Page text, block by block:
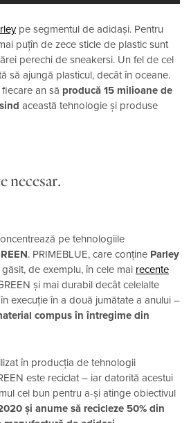
pe segmentul de adidași. Pentru
puțîn de zece sticle de plastic sunt
perechi de sneakersi. Un fel de cel
să ajungă plasticul, decât în oceane.
an să producă 15 milioane de
această tehnologie și produse
necesar.
pe tehnologiile
. PRIMEBLUE, care conține Parley
de exemplu, în cele mai recente
și mai durabil decât celelalte
execuție în a două jumătate a anului –
compus în întregime din
în producția de tehnologii
este reciclat – iar datorită acestui
cel bun pentru a-și atinge obiectivul
și anume să recicleze 50% din